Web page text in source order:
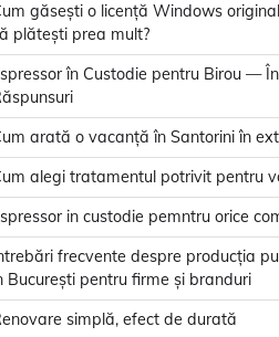
găsești o licență Windows
plătești prea mult?
în Custodie pentru Birou —
arată o vacanță în Santorini în
alegi tratamentul potrivit pentru
in custodie pemntru orice
frecvente despre producția
București pentru firme și branduri
simplă, efect de durată